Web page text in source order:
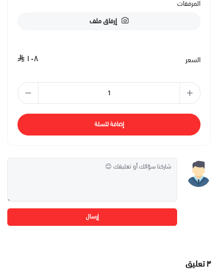
المرفقات
إرفاق ملف
السعر ١٠٨
إضافة للسلة
إرسال
٣تعليق